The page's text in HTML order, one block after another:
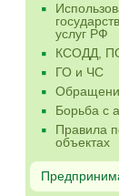
услуг РФ
КСОДД,
ГО и ЧС
Борьба с
Правила
объектах